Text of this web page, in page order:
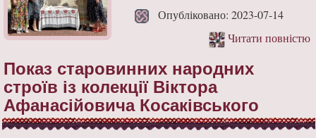
Опубліковано: 2023-07-14
Читати повністю
Показ старовинних народних
строїв із колекції Віктора
Афанасійовича Косаківського